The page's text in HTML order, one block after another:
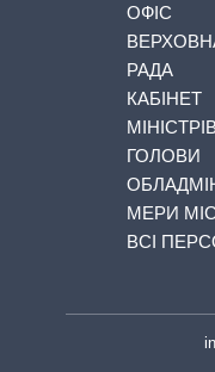
ОФІС
РАДА
КАБІНЕТ
ГОЛОВИ
МЕРИ
ВСІ